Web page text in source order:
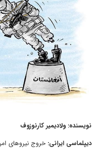
نویسنده: ولادیمیر کارنوزوف
دیپلماسی ایرانی: خروج نیروهای